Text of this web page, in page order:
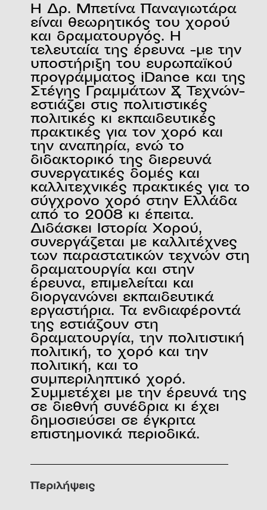
Η Δρ. Μπετίνα Παναγιωτάρα
είναι θεωρητικός του χορού
και δραματουργός. Η
τελευταία της έρευνα -με την
υποστήριξη του ευρωπαϊκού
προγράμματος iDance και της
Στέγης Γραμμάτων & Τεχνών-
εστιάζει στις πολιτιστικές
πολιτικές κι εκπαιδευτικές
πρακτικές για τον χορό και
την αναπηρία, ενώ το
διδακτορικό της διερευνά
συνεργατικές δομές και
καλλιτεχνικές πρακτικές για το
σύγχρονο χορό στην Ελλάδα
από το 2008 κι έπειτα.
Διδάσκει Ιστορία Χορού,
συνεργάζεται με καλλιτέχνες
των παραστατικών τεχνών στη
δραματουργία και στην
έρευνα, επιμελείται και
διοργανώνει εκπαιδευτικά
εργαστήρια. Τα ενδιαφέροντά
της εστιάζουν στη
δραματουργία, την πολιτιστική
πολιτική, το χορό και την
πολιτική, και το
συμπεριληπτικό χορό.
Συμμετέχει με την έρευνά της
σε διεθνή συνέδρια κι έχει
δημοσιεύσει σε έγκριτα
επιστημονικά περιοδικά.
Περιλήψεις